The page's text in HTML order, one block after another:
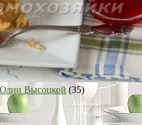
Высоцкой (35)